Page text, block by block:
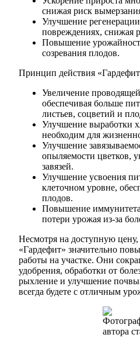
снижая риск
Улучшение
повреждениях, снижая
Повышение
созревания плодов.
Принцип действия
Увеличение
обеспечивая больше
листьев, соцветий и
Улучшение выработки
необходим для
Улучшение
опыляемости цветков,
завязей.
Улучшение усвоения
клеточном уровне,
плодов.
Повышение
потери урожая из-за
Несмотря на доступную
«Гардефит» значительно
работы на участке. Они
удобрения, обработки от
рыхление и улучшение
всегда будете с отличным